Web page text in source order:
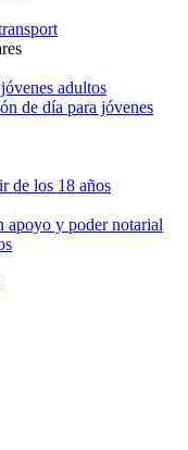
adultos
de día para jóvenes
de los 18 años
apoyo y poder notarial